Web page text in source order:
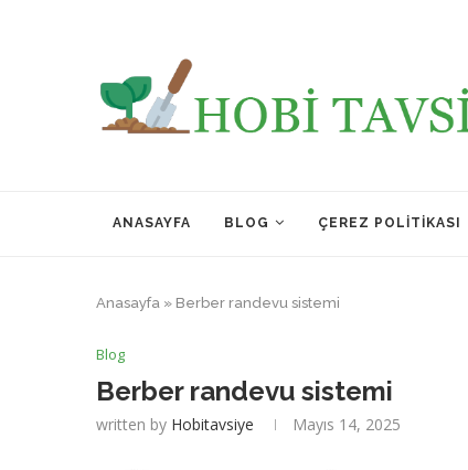
ANASAYFA BLOG ÇEREZ POLITIKASI
Anasayfa » Berber randevu sistemi
Blog
Berber randevu sistemi
written by Hobitavsiye Mayıs 14, 2025